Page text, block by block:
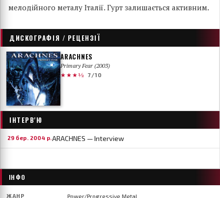
мелодійного металу Італії. Гурт залишається активним.
ДИСКОГРАФІЯ / РЕЦЕНЗІЇ
ARACHNES
Primary Fear (2003)
★★★½
7/10
ІНТЕРВ'Ю
29 бер. 2004 р.ARACHNES — Interview
ІНФО
ЖАНР Power/Progressive Metal